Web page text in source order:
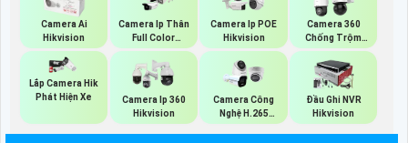
Camera Ai
Hikvision
Camera Ip Thân
Full Color
Hikvision
Camera Ip POE
Hikvision
Camera 360
Chống Trộm
Hikvision
Lắp Camera Hik
Phát Hiện Xe
Camera Ip 360
Hikvision
Camera Công
Nghệ H.265
Hikvision
Đầu Ghi NVR
Hikvision